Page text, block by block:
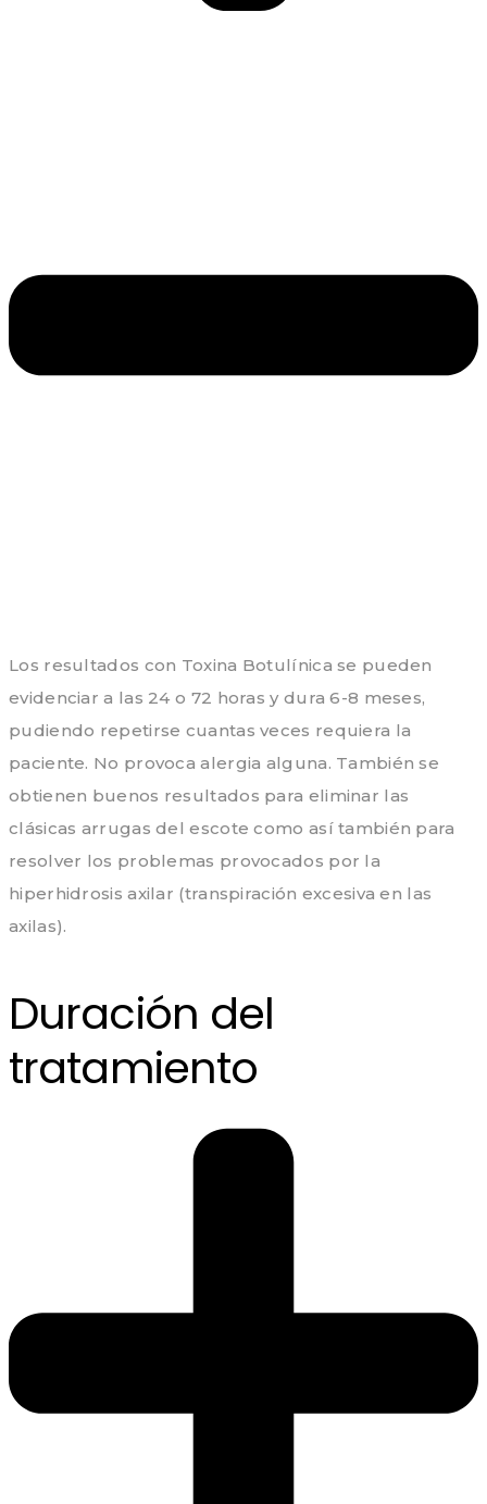
Los resultados con Toxina Botulínica se pueden
evidenciar a las 24 o 72 horas y dura 6-8 meses,
pudiendo repetirse cuantas veces requiera la
paciente. No provoca alergia alguna. También se
obtienen buenos resultados para eliminar las
clásicas arrugas del escote como así también para
resolver los problemas provocados por la
hiperhidrosis axilar (transpiración excesiva en las
axilas).
Duración del
tratamiento